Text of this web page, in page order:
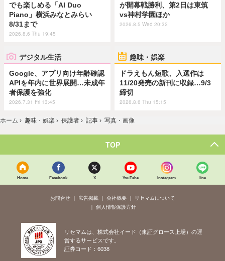
でも楽しめる「AI Duo
Piano」横浜みなとみらい
8/31まで
2026.8.6 Thu 19:45
が開幕戦勝利、第2日は東筑
vs神村学園ほか
2026.8.5 Wed 20:32
デジタル生活
Google、アプリ向け年齢確認
APIを年内に世界展開…未成年
者保護を強化
2026.7.31 Fri 13:45
趣味・娯楽
ドラえもん短歌、入選作は
11/20発売の新刊に収録…9/3
締切
2026.8.6 Thu 15:15
ホーム › 趣味・娯楽 › 保護者 › 記事 › 写真・画像
TOP
Home Facebook X YouTube Instagram line
お問合せ 広告掲載 会社概要
リセマムについて
個人情報保護方針
リセマムは、株式会社イード（東証グロース上場）の運
営するサービスです。
証券コード：6038